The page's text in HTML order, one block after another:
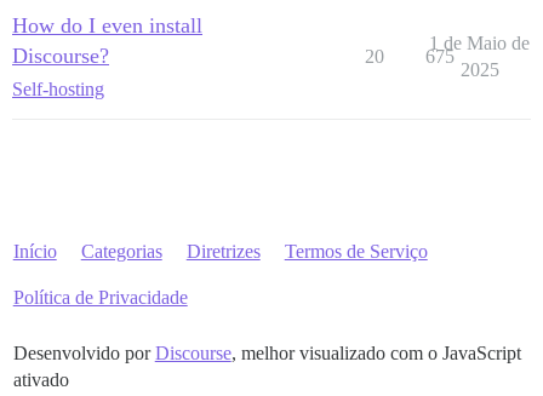
How do I even install
Discourse?
Self-hosting
20 675
1 de Maio de
2025
Início Categorias Diretrizes Termos de Serviço
Política de Privacidade
Desenvolvido porDiscourse, melhor visualizado com o JavaScript
ativado